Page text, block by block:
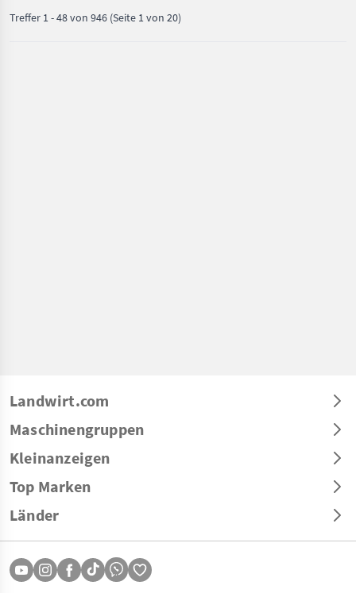
Treffer 1-48von 946 (Seite 1 von 20)
Landwirt.com
Maschinengruppen
Kleinanzeigen
Top Marken
Länder